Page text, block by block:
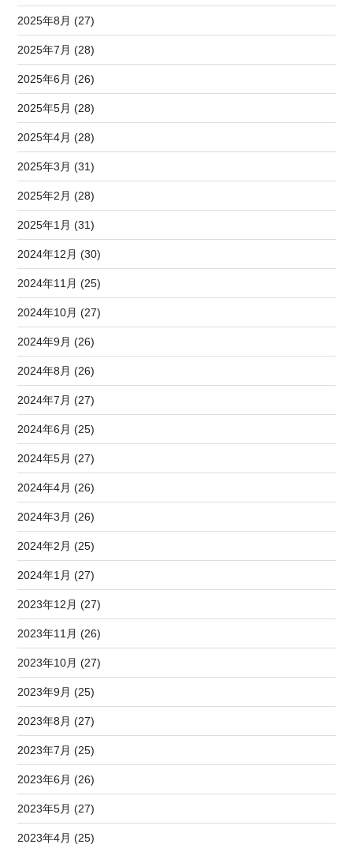
2025年8月 (27)
2025年7月 (28)
2025年6月 (26)
2025年5月 (28)
2025年4月 (28)
2025年3月 (31)
2025年2月 (28)
2025年1月 (31)
2024年12月 (30)
2024年11月 (25)
2024年10月 (27)
2024年9月 (26)
2024年8月 (26)
2024年7月 (27)
2024年6月 (25)
2024年5月 (27)
2024年4月 (26)
2024年3月 (26)
2024年2月 (25)
2024年1月 (27)
2023年12月 (27)
2023年11月 (26)
2023年10月 (27)
2023年9月 (25)
2023年8月 (27)
2023年7月 (25)
2023年6月 (26)
2023年5月 (27)
2023年4月 (25)